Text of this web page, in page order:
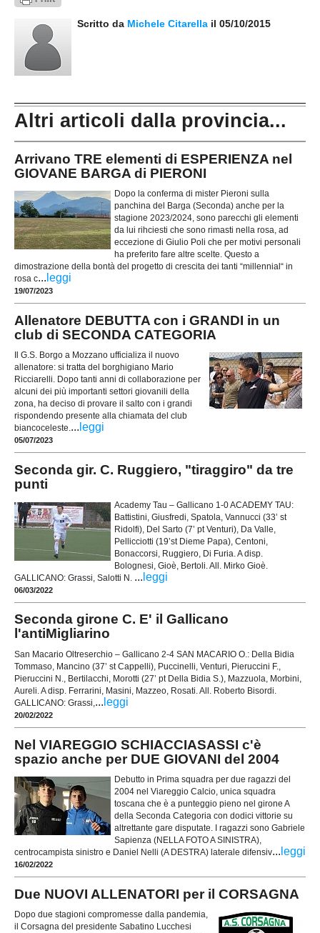
Scritto da Michele Citarella il 05/10/2015
Altri articoli dalla provincia...
Arrivano TRE elementi di ESPERIENZA nel
GIOVANE BARGA di PIERONI
Dopo la conferma di mister Pieroni sulla
panchina del Barga (Seconda) anche per la
stagione 2023/2024, sono parecchi gli elementi
da lui rihciesti che sono rimasti nella rosa, ad
eccezione di Giulio Poli che per motivi personali
ha preferito fare altre scelte. Questo a
dimostrazione della bontà del progetto di crescita dei tanti “millennial“ in
rosa c... leggi
19/07/2023
Allenatore DEBUTTA con i GRANDI in un
club di SECONDA CATEGORIA
Il G.S. Borgo a Mozzano ufficializa il nuovo
allenatore: si tratta del borghigiano Mario
Ricciarelli. Dopo tanti anni di collaborazione per
alcuni dei più importanti settori giovanili della
zona, ha deciso di provare il salto con i grandi
rispondendo presente alla chiamata del club
biancoceleste.... leggi
05/07/2023
Seconda gir. C. Ruggiero, "tiraggiro" da tre
punti
Academy Tau – Gallicano 1-0 ACADEMY TAU:
Battistini, Giusfredi, Spatola, Vannucci (33’ st
Ridolfi), Del Sarto (7’ pt Venturi), Da Valle,
Pellicciotti (19’st Dieme Papa), Centoni,
Bonaccorsi, Ruggiero, Di Furia. A disp.
Bolognesi, Gioè, Bertoli. All. Mirko Gioè.
GALLICANO: Grassi, Salotti N. ... leggi
06/03/2022
Seconda girone C. E' il Gallicano
l'antiMigliarino
San Macario Oltreserchio – Gallicano 2-4 SAN MACARIO O.: Della Bidia
Tommaso, Mancino (37’ st Cappelli), Puccinelli, Venturi, Pieruccini F.,
Pieruccini N., Bertilacchi, Morotti (27’ pt Della Bidia S.), Mazzuola, Morbini,
Aureli. A disp. Ferrarini, Masini, Mazzeo, Rosati. All. Roberto Bisordi.
GALLICANO: Grassi, ... leggi
20/02/2022
Nel VIAREGGIO SCHIACCIASASSI c'è
spazio anche per DUE GIOVANI del 2004
Debutto in Prima squadra per due ragazzi del
2004 nel Viareggio Calcio, unica squadra
toscana che è a punteggio pieno nel girone A
della Seconda Categoria con dodici vittorie su
altrettante gare disputate. I ragazzi sono Gabriele
Sapienza (NELLA FOTO A SINISTRA),
centrocampista sinistro e Daniel Nelli (A DESTRA) laterale difensiv... leggi
16/02/2022
Due NUOVI ALLENATORI per il CORSAGNA
Dopo due stagioni compromesse dalla pandemia,
il Corsagna del presidente Sabatino Lucchesi